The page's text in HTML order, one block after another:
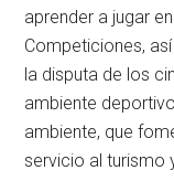
aprender a jugar
Competiciones,
la disputa de los
ambiente
ambiente, que
servicio al turismo